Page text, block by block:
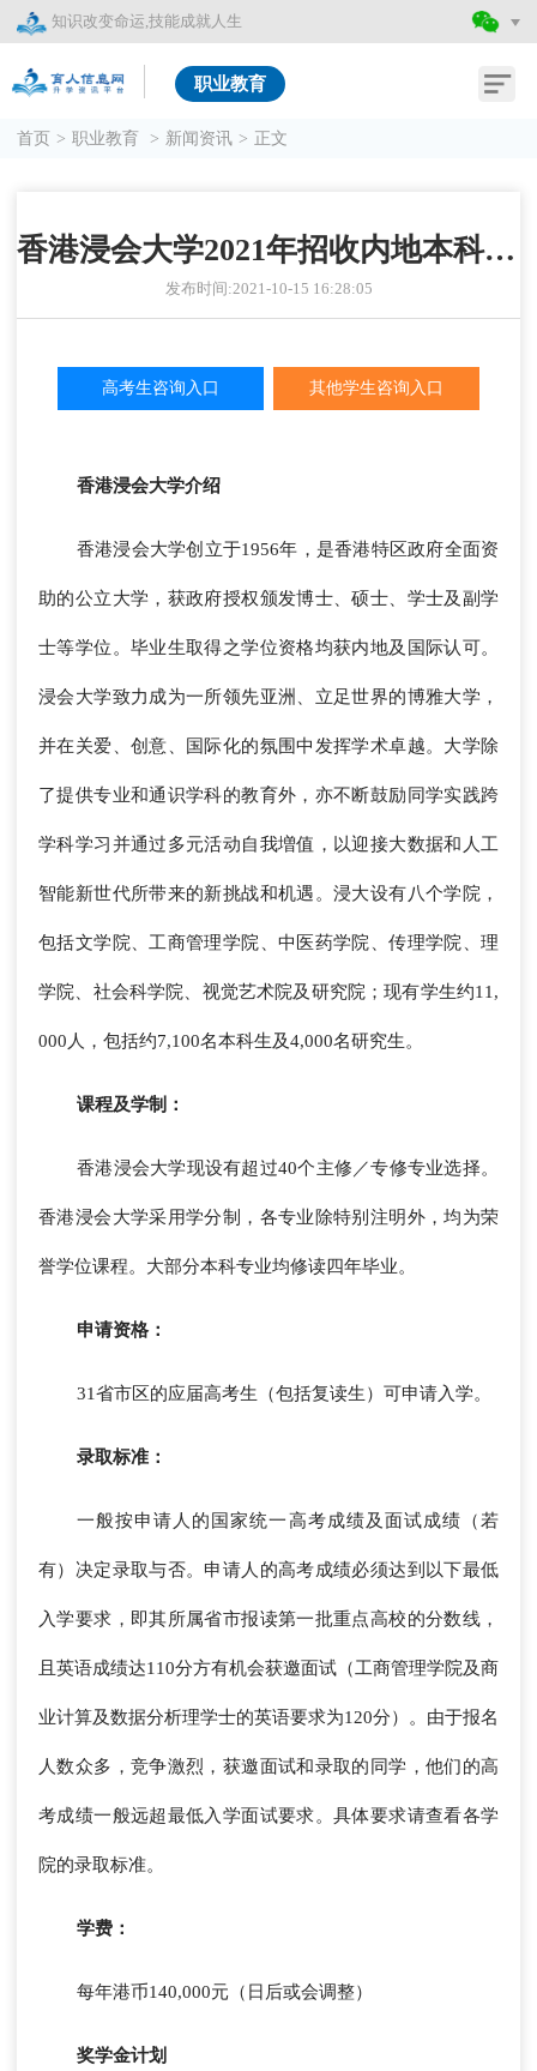
知识改变命运,技能成就人生
职业教育
首页 > 职业教育 > 新闻资讯 > 正文
香港浸会大学2021年招收内地本科生招生简章
发布时间:2021-10-15 16:28:05
高考生咨询入口 其他学生咨询入口
香港浸会大学介绍
香港浸会大学创立于1956年，是香港特区政府全面资
助的公立大学，获政府授权颁发博士、硕士、学士及副学
士等学位。毕业生取得之学位资格均获内地及国际认可。
浸会大学致力成为一所领先亚洲、立足世界的博雅大学，
并在关爱、创意、国际化的氛围中发挥学术卓越。大学除
了提供专业和通识学科的教育外，亦不断鼓励同学实践跨
学科学习并通过多元活动自我増值，以迎接大数据和人工
智能新世代所带来的新挑战和机遇。浸大设有八个学院，
包括文学院、工商管理学院、中医药学院、传理学院、理
学院、社会科学院、视觉艺术院及研究院；现有学生约11,
000人，包括约7,100名本科生及4,000名研究生。
课程及学制：
香港浸会大学现设有超过40个主修／专修专业选择。
香港浸会大学采用学分制，各专业除特别注明外，均为荣
誉学位课程。大部分本科专业均修读四年毕业。
申请资格：
31省市区的应届高考生（包括复读生）可申请入学。
录取标准：
一般按申请人的国家统一高考成绩及面试成绩（若
有）决定录取与否。申请人的高考成绩必须达到以下最低
入学要求，即其所属省市报读第一批重点高校的分数线，
且英语成绩达110分方有机会获邀面试（工商管理学院及商
业计算及数据分析理学士的英语要求为120分）。由于报名
人数众多，竞争激烈，获邀面试和录取的同学，他们的高
考成绩一般远超最低入学面试要求。具体要求请查看各学
院的录取标准。
学费：
每年港币140,000元（日后或会调整）
奖学金计划